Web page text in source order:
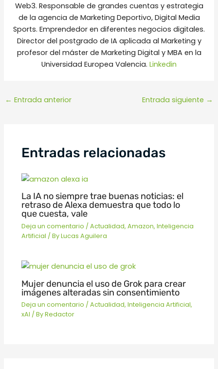
Web3. Responsable de grandes cuentas y estrategia
de la agencia de Marketing Deportivo, Digital Media
Sports. Emprendedor en diferentes negocios digitales.
Director del postgrado de IA aplicada al Marketing y
profesor del máster de Marketing Digital y MBA en la
Universidad Europea Valencia. Linkedin
← Entrada anterior Entrada siguiente →
Entradas relacionadas
La IA no siempre trae buenas noticias: el
retraso de Alexa demuestra que todo lo
que cuesta, vale
Deja un comentario /Actualidad,Amazon,Inteligencia
Artificial / ByLucas Aguilera
Mujer denuncia el uso de Grok para crear
imágenes alteradas sin consentimiento
Deja un comentario /Actualidad,Inteligencia Artificial,
xAI / ByRedactor